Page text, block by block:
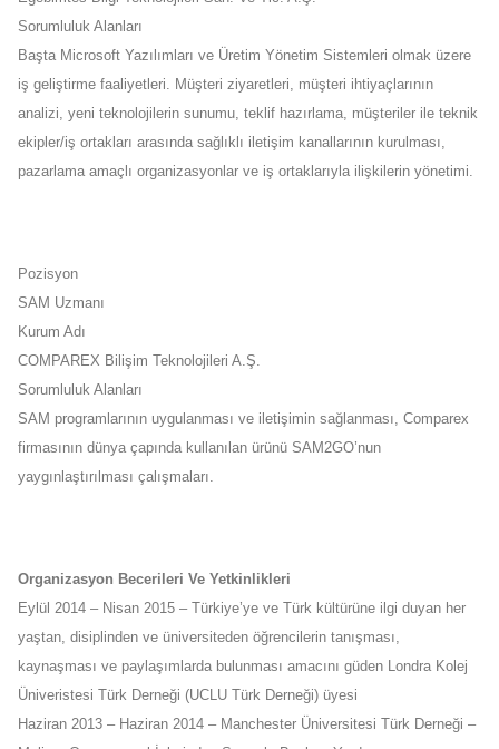
Sorumluluk Alanları
Başta Microsoft Yazılımları ve Üretim Yönetim Sistemleri olmak üzere
iş geliştirme faaliyetleri. Müşteri ziyaretleri, müşteri ihtiyaçlarının
analizi, yeni teknolojilerin sunumu, teklif hazırlama, müşteriler ile teknik
ekipler/iş ortakları arasında sağlıklı iletişim kanallarının kurulması,
pazarlama amaçlı organizasyonlar ve iş ortaklarıyla ilişkilerin yönetimi.
Pozisyon
SAM Uzmanı
Kurum Adı
COMPAREX Bilişim Teknolojileri A.Ş.
Sorumluluk Alanları
SAM programlarının uygulanması ve iletişimin sağlanması, Comparex
firmasının dünya çapında kullanılan ürünü SAM2GO’nun
yaygınlaştırılması çalışmaları.
Organizasyon Becerileri Ve Yetkinlikleri
Eylül 2014 – Nisan 2015 – Türkiye’ye ve Türk kültürüne ilgi duyan her
yaştan, disiplinden ve üniversiteden öğrencilerin tanışması,
kaynaşması ve paylaşımlarda bulunması amacını güden Londra Kolej
Üniveristesi Türk Derneği (UCLU Türk Derneği) üyesi
Haziran 2013 – Haziran 2014 – Manchester Üniversitesi Türk Derneği –